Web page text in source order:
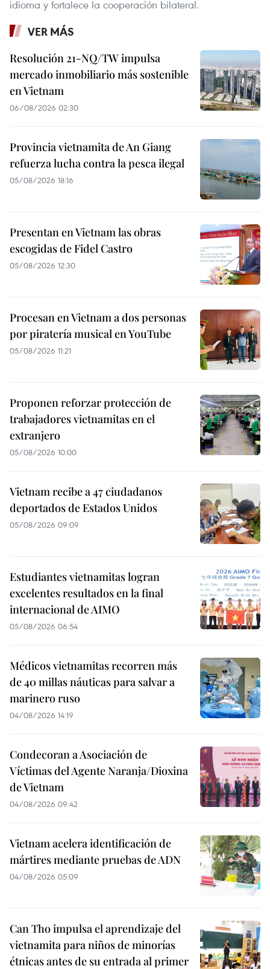
idioma y fortalece la cooperación bilateral.
VER MÁS
Resolución 21-NQ/TW impulsa
mercado inmobiliario más sostenible
en Vietnam
06/08/2026 02:30
Provincia vietnamita de An Giang
refuerza lucha contra la pesca ilegal
05/08/2026 18:16
Presentan en Vietnam las obras
escogidas de Fidel Castro
05/08/2026 12:30
Procesan en Vietnam a dos personas
por piratería musical en YouTube
05/08/2026 11:21
Proponen reforzar protección de
trabajadores vietnamitas en el
extranjero
05/08/2026 10:00
Vietnam recibe a 47 ciudadanos
deportados de Estados Unidos
05/08/2026 09:09
Estudiantes vietnamitas logran
excelentes resultados en la final
internacional de AIMO
05/08/2026 06:54
Médicos vietnamitas recorren más
de 40 millas náuticas para salvar a
marinero ruso
04/08/2026 14:19
Condecoran a Asociación de
Víctimas del Agente Naranja/Dioxina
de Vietnam
04/08/2026 09:42
Vietnam acelera identificación de
mártires mediante pruebas de ADN
04/08/2026 05:09
Can Tho impulsa el aprendizaje del
vietnamita para niños de minorías
étnicas antes de su entrada al primer